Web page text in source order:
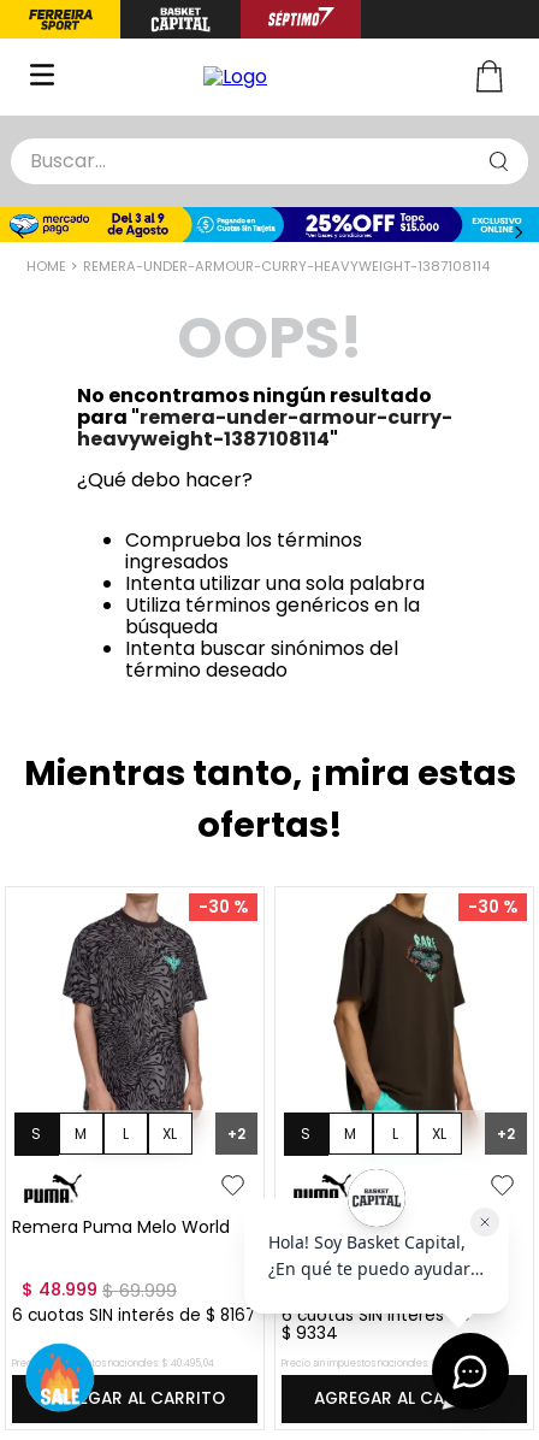
Buscar...
REMERA-UNDER-ARMOUR-CURRY-HEAVYWEIGHT-1387108114
OOPS!
No encontramos ningún resultado
para "remera-under-armour-curry-
heavyweight-1387108114"
¿Qué debo hacer?
Comprueba los términos
ingresados
Intenta utilizar una sola palabra
Utiliza términos genéricos en la
búsqueda
Intenta buscar sinónimos del
término deseado
Mientras tanto, ¡mira estas
ofertas!
-30 %
S M L XL +2
Remera Puma Melo World
$ 48.999 $69.999
6 cuotas SIN interés de $ 8167
Precio sin impuestos nacionales: $ 40.495,04
AGREGAR AL CARRITO
-30 %
S M L XL +2
Remera Puma Melo World I
"Crystal Black"
6cuotas SIN interés de
$ 9334
Precio sin impuestos nacionales: $ 280,17
AGREGAR AL CARRITO
TÉRMINOS MÁS BUSCADOS
1.
zapatillas basquet
chinelas